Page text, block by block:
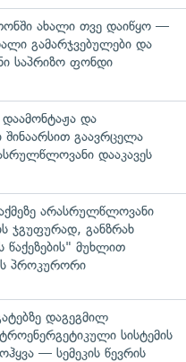
ახალი თვე დაიწყო —
გამარჯვებულები და
საპრიზო ფონდი
და
გაავრცელა
დააკავეს
არასრულწლოვანი
ჯგუფურად, განზრახ
წაქეზების" მუხლით
პროკურორი
დაგეგმილ
სისტემის
— სემეკის წევრის